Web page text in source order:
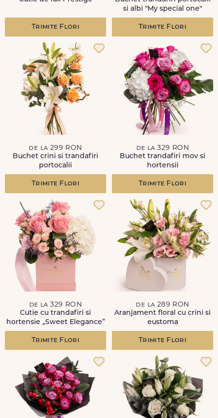
Trimite Flori
si albi "My special one"
Trimite Flori
de la 299 RON
Buchet crini si trandafiri
portocalii
Trimite Flori
de la 329 RON
Buchet trandafiri mov si
hortensii
Trimite Flori
de la 329 RON
Cutie cu trandafiri si
hortensie „Sweet Elegance”
Trimite Flori
de la 289 RON
Aranjament floral cu crini si
eustoma
Trimite Flori